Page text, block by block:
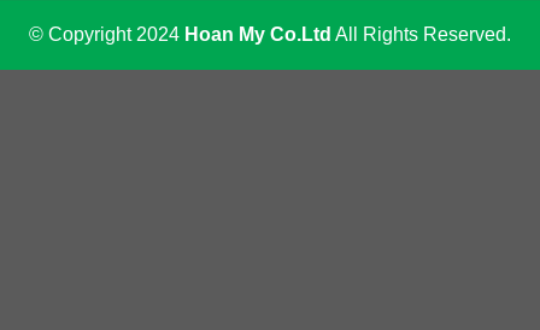
© Copyright 2024 Hoan My Co.Ltd All Rights Reserved.